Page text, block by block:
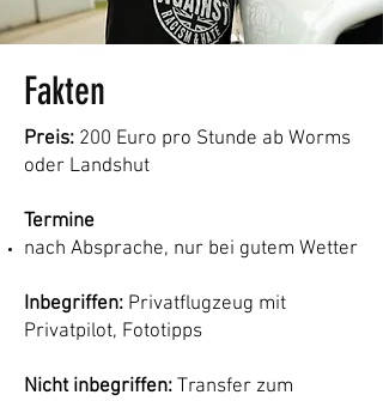
Fakten
Preis: 200 Euro pro Stunde ab Worms
oder Landshut
Termine
nach Absprache, nur bei gutem Wetter
Inbegriffen: Privatflugzeug mit
Privatpilot, Fototipps
Nicht inbegriffen: Transfer zum